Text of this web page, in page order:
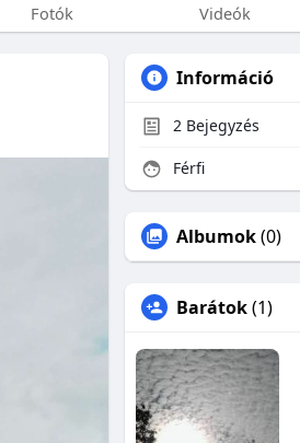
Fotók Videók
Információ
2 Bejegyzés
Férfi
Albumok(0)
Barátok(1)